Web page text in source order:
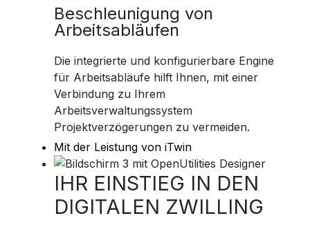
Beschleunigung von
Arbeitsabläufen
Die integrierte und konfigurierbare Engine
für Arbeitsabläufe hilft Ihnen, mit einer
Verbindung zu Ihrem
Arbeitsverwaltungssystem
Projektverzögerungen zu vermeiden.
Mit der Leistung von iTwin
IHR EINSTIEG IN DEN
DIGITALEN ZWILLING